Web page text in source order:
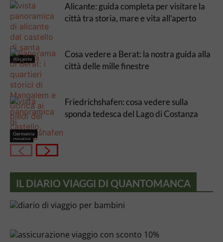
Alicante
Alicante: guida completa per visitare la
città tra storia, mare e vita all’aperto
Albania
Cosa vedere a Berat: la nostra guida alla
città delle mille finestre
Germania
Friedrichshafen: cosa vedere sulla
sponda tedesca del Lago di Costanza
IL DIARIO VIAGGI DI QUANTOMANCA